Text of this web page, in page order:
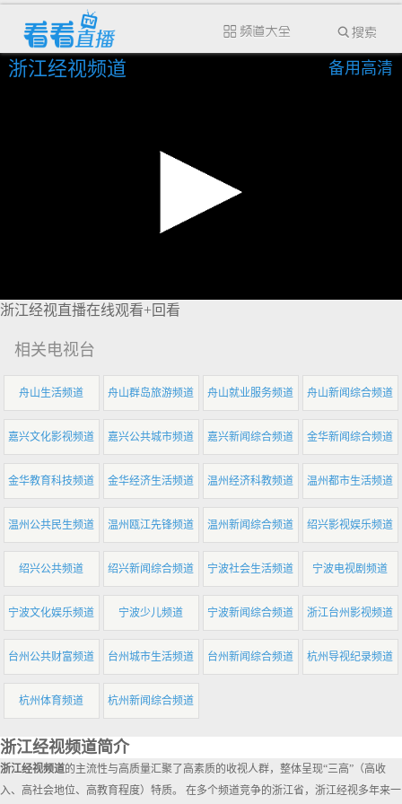
浙江经视频道 备用高清
浙江经视直播在线观看+回看
相关电视台
舟山生活频道 舟山群岛旅游频道 舟山就业服务频道 舟山新闻综合频道
嘉兴文化影视频道 嘉兴公共城市频道 嘉兴新闻综合频道 金华新闻综合频道
金华教育科技频道 金华经济生活频道 温州经济科教频道 温州都市生活频道
温州公共民生频道 温州瓯江先锋频道 温州新闻综合频道 绍兴影视娱乐频道
绍兴公共频道 绍兴新闻综合频道 宁波社会生活频道 宁波电视剧频道
宁波文化娱乐频道 宁波少儿频道 宁波新闻综合频道 浙江台州影视频道
台州公共财富频道 台州城市生活频道 台州新闻综合频道 杭州导视纪录频道
杭州体育频道 杭州新闻综合频道
浙江经视频道简介
浙江经视频道的主流性与高质量汇聚了高素质的收视人群，整体呈现“三高”（高收
入、高社会地位、高教育程度）特质。 在多个频道竞争的浙江省，浙江经视多年来一